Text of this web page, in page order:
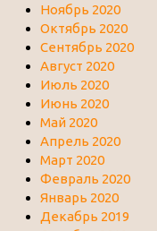
Ноябрь 2020
Октябрь 2020
Сентябрь 2020
Август 2020
Июль 2020
Июнь 2020
Май 2020
Апрель 2020
Март 2020
Февраль 2020
Январь 2020
Декабрь 2019